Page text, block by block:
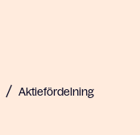
/ Aktiefördelning